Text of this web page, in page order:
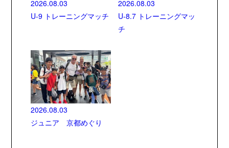
2026.08.03
U-9 トレーニングマッチ
2026.08.03
U-8.7 トレーニングマッ
チ
2026.08.03
ジュニア 京都めぐり